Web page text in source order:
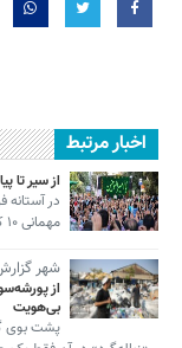
اخبار مرتبط
از سیر تا پیاز
در آستانه
مهمانی ۱۰ کیلومتری غدیر شده…
شهر
بی‌هویت
پشت بوی